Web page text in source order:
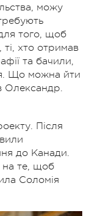
можу
того, щоб
ті, хто отримав
та бачили,
Що можна йти
Олександр.
Після
до Канади.
на те, щоб
Соломія